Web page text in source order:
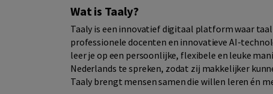
Wat is Taaly?
Taaly is een innovatief digitaal platform waar
professionele docenten en innovatieve AI-
leer je op een persoonlijke, flexibele en leuke
Nederlands te spreken, zodat zij makkelijker
Taaly brengt mensen samen die willen leren én